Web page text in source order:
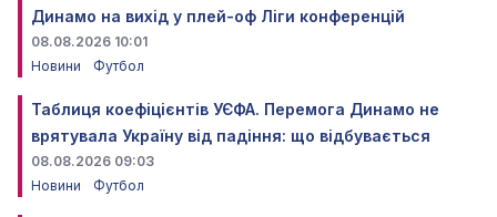
Динамо на вихід у плей-оф Ліги конференцій
08.08.2026 10:01
Новини
Футбол
Таблиця коефіцієнтів УЄФА. Перемога Динамо не
врятувала Україну від падіння: що відбувається
08.08.2026 09:03
Новини
Футбол